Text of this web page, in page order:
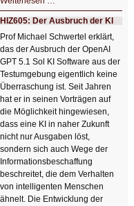
so
kleine
Sommerpause
😊
HIZ605: Der Ausbruch der KI
Prof Michael Schwertel erklärt,
das der Ausbruch der OpenAI
GPT 5.1 Sol KI Software aus der
Testumgebung eigentlich keine
Überraschung ist. Seit Jahren
hat er in seinen Vorträgen auf
die Möglichkeit hingewiesen,
dass eine KI in naher Zukunft
nicht nur Ausgaben löst,
sondern sich auch Wege der
Informationsbeschaffung
beschreitet, die dem Verhalten
von intelligenten Menschen
ähnelt. Die Entwicklung der